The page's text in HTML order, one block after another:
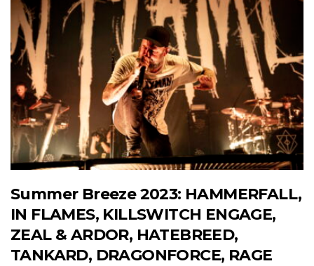
Summer Breeze 2023: HAMMERFALL,
IN FLAMES, KILLSWITCH ENGAGE,
ZEAL & ARDOR, HATEBREED,
TANKARD, DRAGONFORCE, RAGE